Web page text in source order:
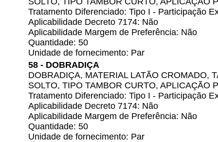
Tratamento Diferenciado: Tipo I - Participação
Aplicabilidade Decreto 7174: Não
Aplicabilidade Margem de Preferência: Não
Quantidade: 50
Unidade de fornecimento: Par
58 - DOBRADIÇA
DOBRADIÇA, MATERIAL LATÃO CROMADO,
SOLTO, TIPO TAMBOR CURTO, APLICAÇÃO
Tratamento Diferenciado: Tipo I - Participação
Aplicabilidade Decreto 7174: Não
Aplicabilidade Margem de Preferência: Não
Quantidade: 50
Unidade de fornecimento: Par